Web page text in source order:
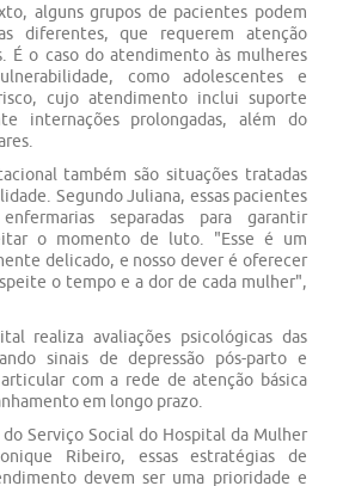
alguns grupos de pacientes podem
diferentes, que requerem atenção
É o caso do atendimento às mulheres
como adolescentes e
cujo atendimento inclui suporte
internações prolongadas, além do
também são situações tratadas
Segundo Juliana, essas pacientes
separadas para garantir
o momento de luto. "Esse é um
delicado, e nosso dever é oferecer
o tempo e a dor de cada mulher",
realiza avaliações psicológicas das
sinais de depressão pós-parto e
com a rede de atenção básica
em longo prazo.
do Serviço Social do Hospital da Mulher
Ribeiro, essas estratégias de
devem ser uma prioridade e